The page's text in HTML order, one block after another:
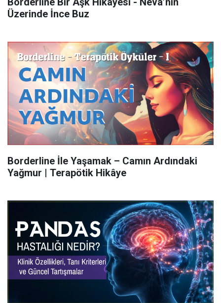
Üzerinde İnce Buz
Borderline İle Yaşamak – Camın Ardındaki
Yağmur | Terapötik Hikâye